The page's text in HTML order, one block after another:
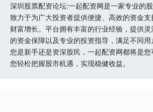
深圳股票配资论坛:一起配资网是一家专业的
致力于为广大投资者提供便捷、高效的资金
财富增长。平台拥有丰富的行业经验，提供
的资金保障以及专业的投资指导，满足不同
您是新手还是资深股民，一起配资网都将是
您轻松把握股市机遇，实现稳健收益。